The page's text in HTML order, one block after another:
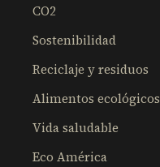
CO2
Sostenibilidad
Reciclaje y residuos
Alimentos ecológicos
Vida saludable
Eco América